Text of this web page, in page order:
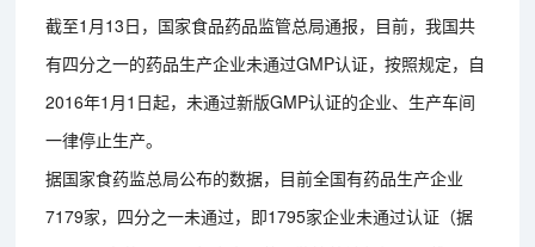
截至1月13日，国家食品药品监管总局通报，目前，我国共
有四分之一的药品生产企业未通过GMP认证，按照规定，自
2016年1月1日起，未通过新版GMP认证的企业、生产车间
一律停止生产。
据国家食药监总局公布的数据，目前全国有药品生产企业
7179家，四分之一未通过，即1795家企业未通过认证（据